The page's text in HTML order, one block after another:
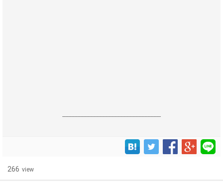
------------------------------------------------------------------
266 view